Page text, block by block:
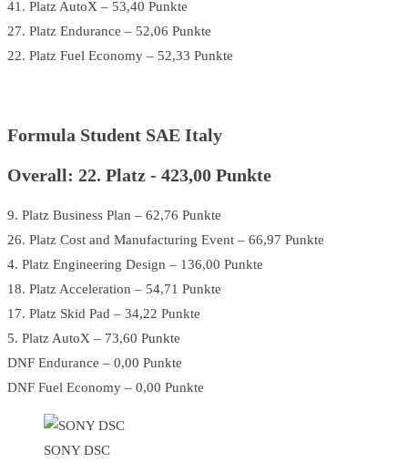
41. Platz AutoX – 53,40 Punkte
27. Platz Endurance – 52,06 Punkte
22. Platz Fuel Economy – 52,33 Punkte
Formula Student SAE Italy
Overall: 22. Platz - 423,00 Punkte
9. Platz Business Plan – 62,76 Punkte
26. Platz Cost and Manufacturing Event – 66,97 Punkte
4. Platz Engineering Design – 136,00 Punkte
18. Platz Acceleration – 54,71 Punkte
17. Platz Skid Pad – 34,22 Punkte
5. Platz AutoX – 73,60 Punkte
DNF Endurance – 0,00 Punkte
DNF Fuel Economy – 0,00 Punkte
SONY DSC